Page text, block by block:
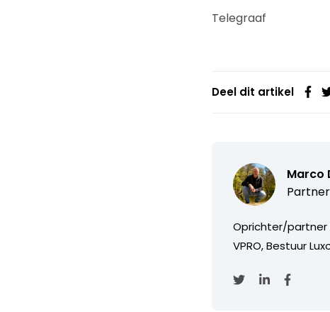
Telegraaf
Deel dit artikel
Marco
Oprichter/partner
VPRO, Bestuur